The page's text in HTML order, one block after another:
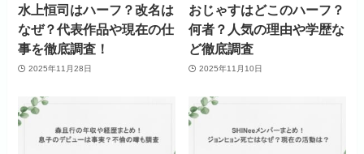
水上恒司はハーフ？改名は
なぜ？代表作品や現在の仕
事を徹底調査！
2025年11月28日
おじゃすはどこのハーフ？
何者？人気の理由や学歴な
ど徹底調査
2025年11月10日